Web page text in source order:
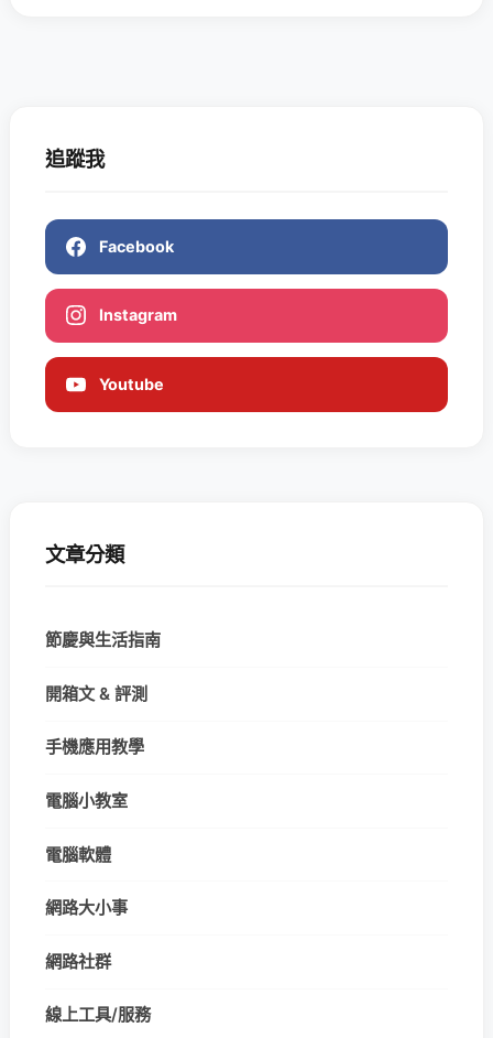
追蹤我
Facebook
Instagram
Youtube
文章分類
節慶與生活指南
開箱文 & 評測
手機應用教學
電腦小教室
電腦軟體
網路大小事
網路社群
線上工具/服務